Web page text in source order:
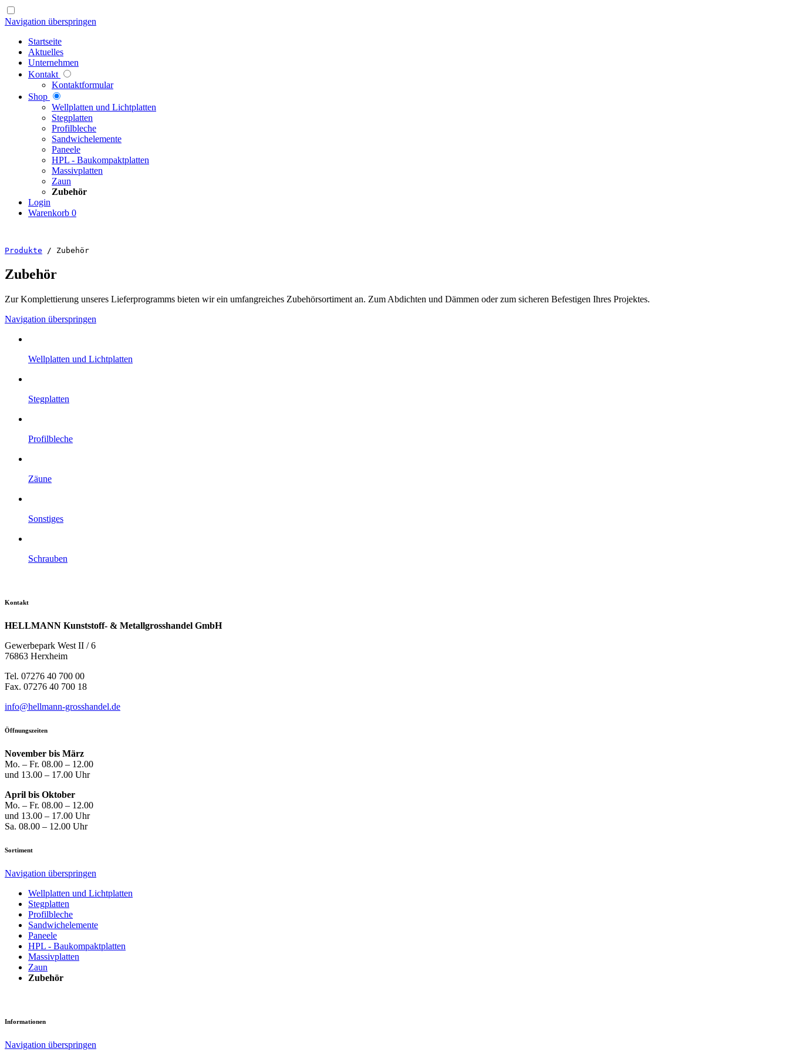
Navigation überspringen
Startseite
Aktuelles
Unternehmen
Kontakt
Kontaktformular
Shop
Well­platten und Licht­platten
Steg­platten
Profil­bleche
Sandwich­elemente
Paneele
HPL - Bau­kompakt­platten
Massiv­platten
Zaun
Zubehör
Login
Warenkorb 0
Produkte / Zubehör
Zubehör
Zur Komplettierung unseres Lieferprogramms bieten wir ein umfangreiches Zubehörsortiment an. Zum Abdichten und Dämmen oder zum sicheren Befestigen Ihres Projektes.
Navigation überspringen
Well­platten und Licht­platten
Steg­platten
Profil­bleche
Zäune
Sonstiges
Schrauben
Kontakt
HELLMANN Kunststoff- & Metallgrosshandel GmbH
Gewerbepark West II / 6
76863 Herxheim
Tel. 07276 40 700 00
Fax. 07276 40 700 18
info@hellmann-grosshandel.de
Öffnungszeiten
November bis März
Mo. – Fr. 08.00 – 12.00
und 13.00 – 17.00 Uhr
April bis Oktober
Mo. – Fr. 08.00 – 12.00
und 13.00 – 17.00 Uhr
Sa. 08.00 – 12.00 Uhr
Sortiment
Navigation überspringen
Well­platten und Licht­platten
Steg­platten
Profil­bleche
Sandwich­elemente
Paneele
HPL - Bau­kompakt­platten
Massiv­platten
Zaun
Zubehör
Informationen
Navigation überspringen